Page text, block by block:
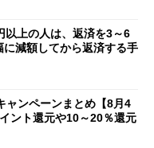
以上の人は、返済を3～6
に減額してから返済する手
ャンペーンまとめ【8月4
ント還元や10～20％還元